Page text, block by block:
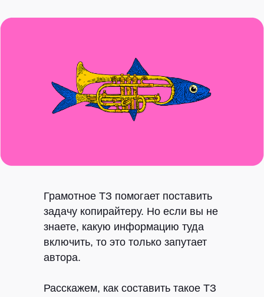
Грамотное ТЗ помогает поставить
задачу копирайтеру. Но если вы не
знаете, какую информацию туда
включить, то это только запутает
автора.
Расскажем, как составить такое ТЗ